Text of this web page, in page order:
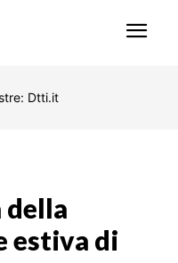
della
estiva di